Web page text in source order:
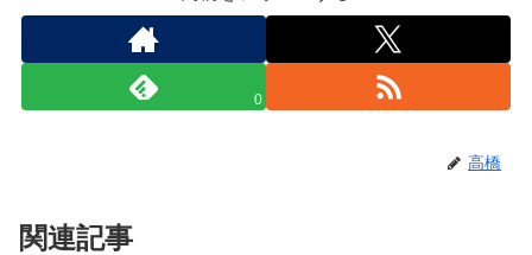
0
高橋
関連記事